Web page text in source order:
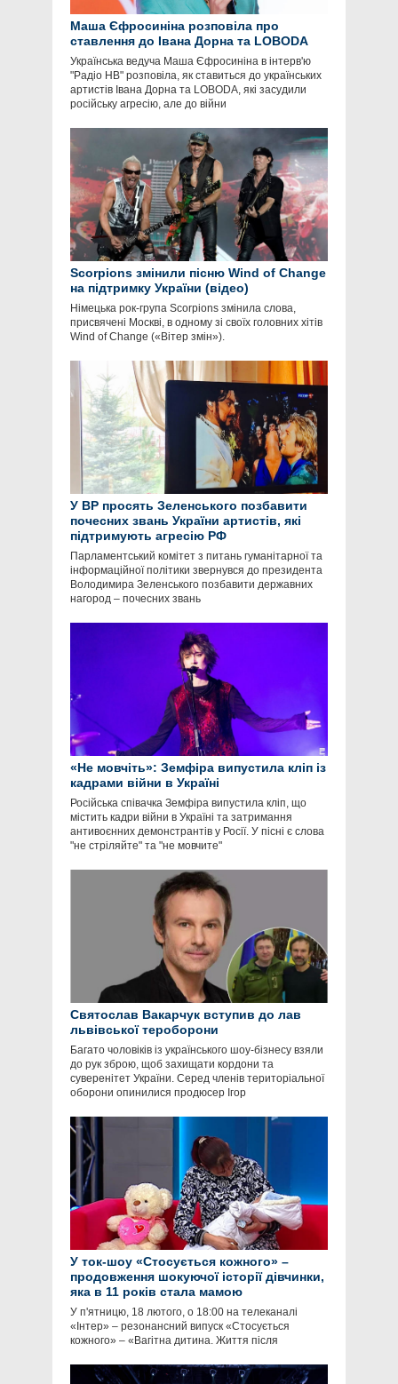
Маша Єфросиніна розповіла про
ставлення до Івана Дорна та LOBODA
Українська ведуча Маша Єфросиніна в інтерв'ю
"Радіо НВ" розповіла, як ставиться до українських
артистів Івана Дорна та LOBODA, які засудили
російську агресію, але до війни
Scorpions змінили пісню Wind of Change
на підтримку України (відео)
Німецька рок-група Scorpions змінила слова,
присвячені Москві, в одному зі своїх головних хітів
Wind of Change («Вітер змін»).
У ВР просять Зеленського позбавити
почесних звань України артистів, які
підтримують агресію РФ
Парламентський комітет з питань гуманітарної та
інформаційної політики звернувся до президента
Володимира Зеленського позбавити державних
нагород – почесних звань
«Не мовчіть»: Земфіра випустила кліп із
кадрами війни в Україні
Російська співачка Земфіра випустила кліп, що
містить кадри війни в Україні та затримання
антивоєнних демонстрантів у Росії. У пісні є слова
"не стріляйте" та "не мовчите"
Святослав Вакарчук вступив до лав
львівської тероборони
Багато чоловіків із українського шоу-бізнесу взяли
до рук зброю, щоб захищати кордони та
суверенітет України. Серед членів територіальної
оборони опинилися продюсер Ігор
У ток-шоу «Стосується кожного» –
продовження шокуючої історії дівчинки,
яка в 11 років стала мамою
У п'ятницю, 18 лютого, о 18:00 на телеканалі
«Інтер» – резонансний випуск «Стосується
кожного» – «Вагітна дитина. Життя після